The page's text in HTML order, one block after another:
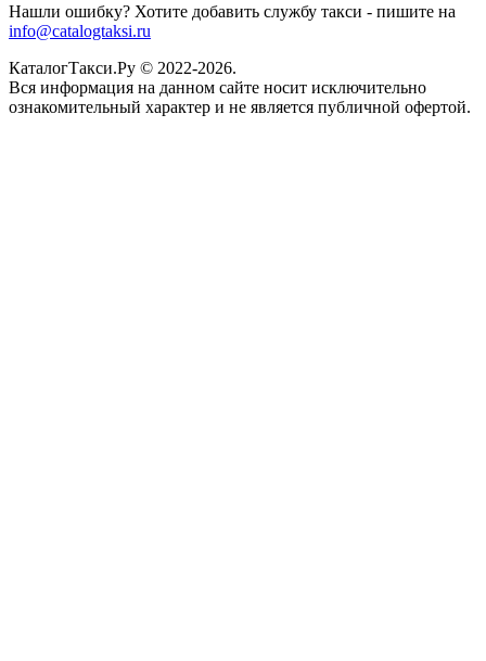
Нашли ошибку? Хотите добавить службу такси - пишите на
info@catalogtaksi.ru
КаталогТакси.Ру © 2022-2026.
Вся информация на данном сайте носит исключительно
ознакомительный характер и не является публичной офертой.